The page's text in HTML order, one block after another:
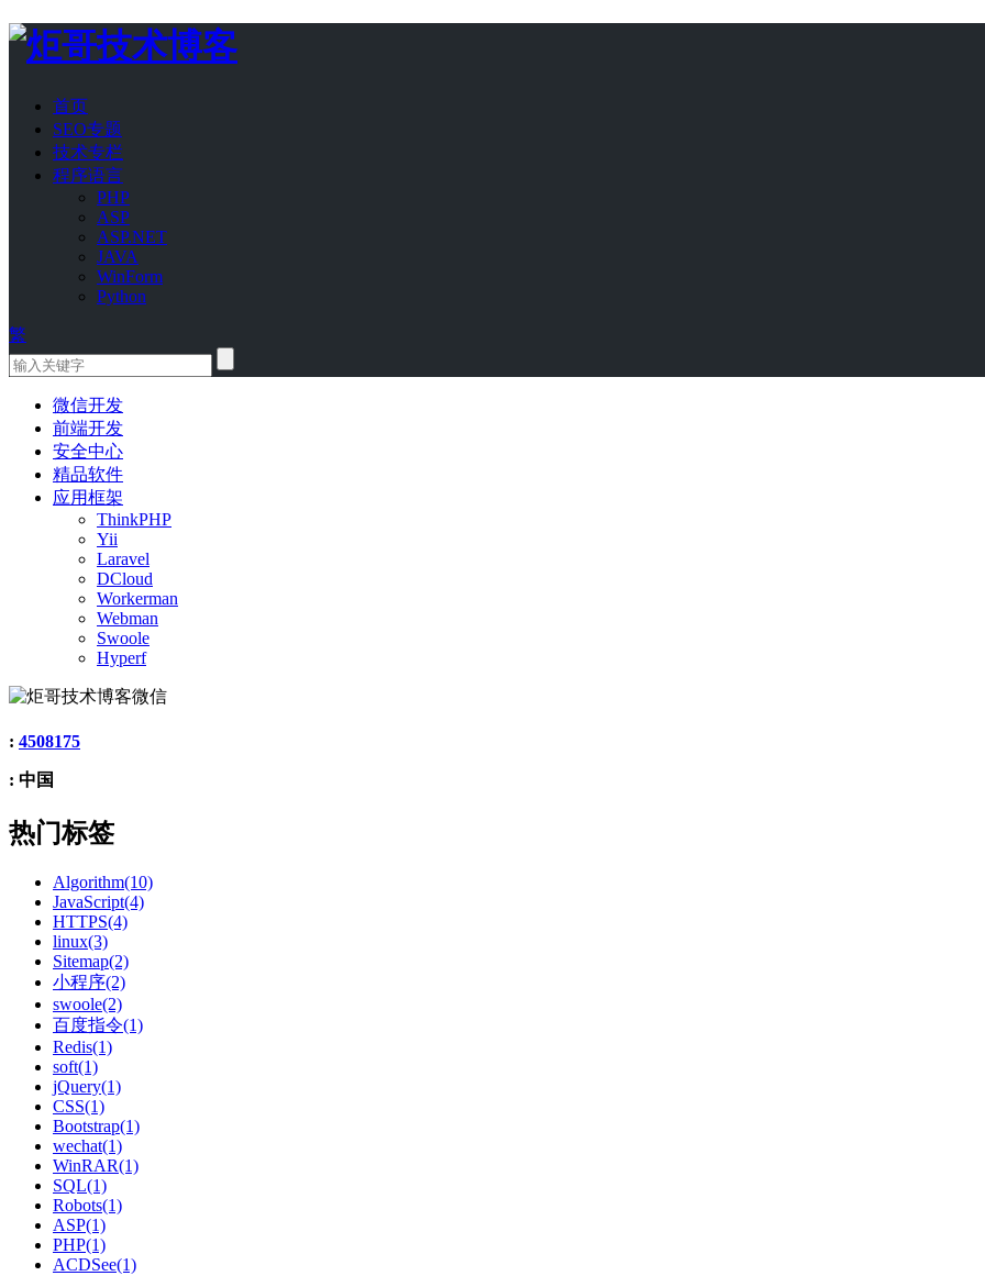
首页
SEO专题
技术专栏
程序语言
PHP
ASP
ASP.NET
JAVA
WinForm
Python
繁
微信开发
前端开发
安全中心
精品软件
应用框架
ThinkPHP
Yii
Laravel
DCloud
Workerman
Webman
Swoole
Hyperf
: 4508175
: 中国
热门标签
Algorithm(10)
JavaScript(4)
HTTPS(4)
linux(3)
Sitemap(2)
小程序(2)
swoole(2)
百度指令(1)
Redis(1)
soft(1)
jQuery(1)
CSS(1)
Bootstrap(1)
wechat(1)
WinRAR(1)
SQL(1)
Robots(1)
ASP(1)
PHP(1)
ACDSee(1)